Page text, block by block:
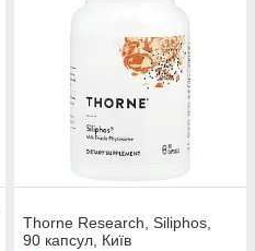
Thorne Research, Siliphos,
90 капсул, Київ